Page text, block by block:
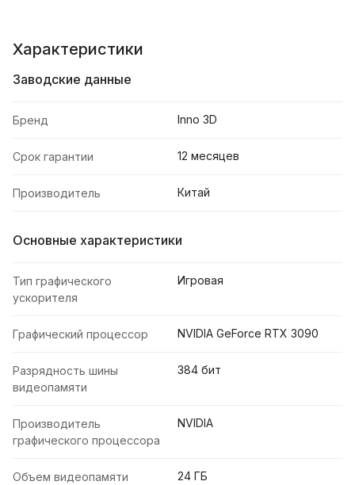
Характеристики
Заводские данные
Бренд Inno 3D
Срок гарантии 12 месяцев
Производитель Китай
Основные характеристики
Тип графического
ускорителя
Игровая
Графический процессор NVIDIA GeForce RTX 3090
Разрядность шины
видеопамяти
384 бит
Производитель
графического процессора
NVIDIA
Объем видеопамяти 24 ГБ